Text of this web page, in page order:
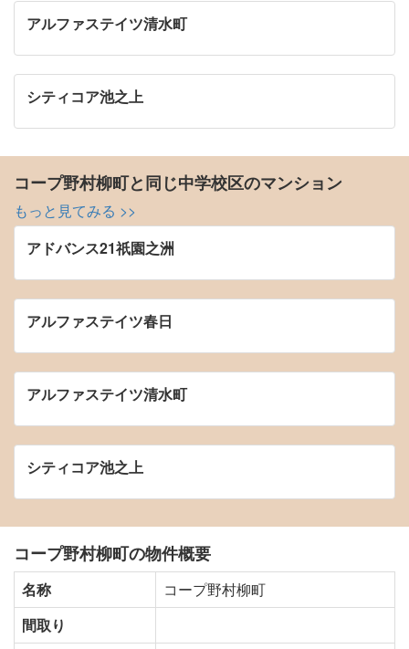
アルファステイツ清水町
シティコア池之上
コープ野村柳町と同じ中学校区のマンション
もっと見てみる >>
アドバンス21祇園之洲
アルファステイツ春日
アルファステイツ清水町
シティコア池之上
コープ野村柳町の物件概要
名称
コープ野村柳町
間取り